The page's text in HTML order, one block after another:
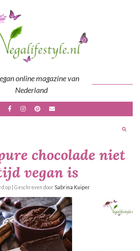
online magazine van
Nederland
chocolade niet
vegan is
op | Geschreven door Sabrina Kuiper